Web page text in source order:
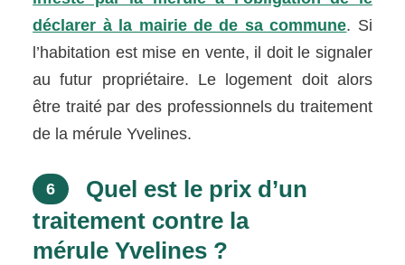
déclarer à la mairie de de sa commune. Si
l’habitation est mise en vente, il doit le signaler
au futur propriétaire. Le logement doit alors
être traité par des professionnels du traitement
de la mérule Yvelines.
6
Quel est le prix d’un
traitement contre la
mérule Yvelines ?